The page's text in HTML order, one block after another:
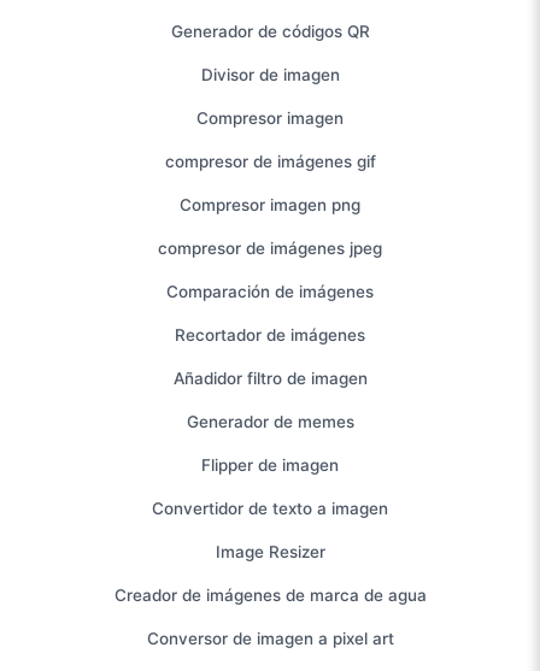
Generador de códigos QR
Divisor de imagen
Compresor imagen
compresor de imágenes gif
Compresor imagen png
compresor de imágenes jpeg
Comparación de imágenes
Recortador de imágenes
Añadidor filtro de imagen
Generador de memes
Flipper de imagen
Convertidor de texto a imagen
Image Resizer
Creador de imágenes de marca de agua
Conversor de imagen a pixel art